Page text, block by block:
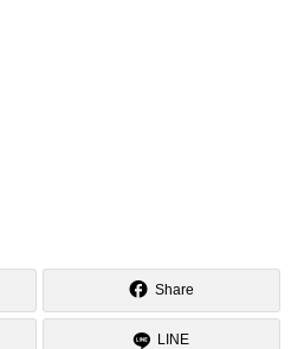
Share
LINE